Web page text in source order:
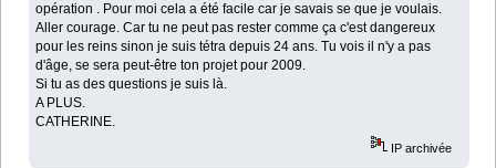
opération . Pour moi cela a été facile car je savais se que je voulais.
Aller courage. Car tu ne peut pas rester comme ça c'est dangereux
pour les reins sinon je suis tétra depuis 24 ans. Tu vois il n'y a pas
d'âge, se sera peut-être ton projet pour 2009.
Si tu as des questions je suis là.
A PLUS.
CATHERINE.
IP archivée